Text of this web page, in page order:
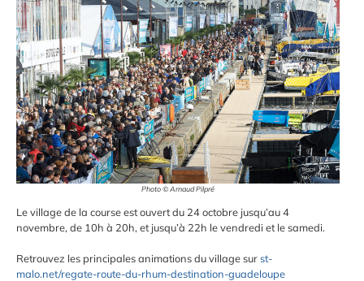
Photo © Arnaud Pilpré
Le village de la course est ouvert du 24 octobre jusqu’au 4
novembre, de 10h à 20h, et jusqu’à 22h le vendredi et le samedi.
Retrouvez les principales animations du village surst-
malo.net/regate-route-du-rhum-destination-guadeloupe